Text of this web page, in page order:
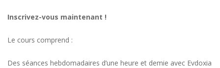
Inscrivez-vous maintenant !
Le cours comprend :
Des séances hebdomadaires d’une heure et demie avec Evdoxia